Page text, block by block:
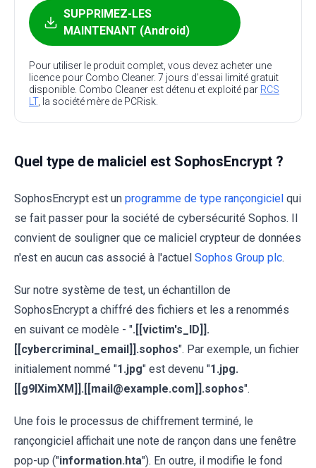
SUPPRIMEZ-LES
MAINTENANT (Android)
Pour utiliser le produit complet, vous devez acheter une
licence pour Combo Cleaner. 7 jours d’essai limité gratuit
disponible. Combo Cleaner est détenu et exploité par RCS
LT, la société mère de PCRisk.
Quel type de maliciel est SophosEncrypt ?
SophosEncrypt est un programme de type rançongiciel qui
se fait passer pour la société de cybersécurité Sophos. Il
convient de souligner que ce maliciel crypteur de données
n'est en aucun cas associé à l'actuel Sophos Group plc.
Sur notre système de test, un échantillon de
SophosEncrypt a chiffré des fichiers et les a renommés
en suivant ce modèle - ".[[victim's_ID]].
[[cybercriminal_email]].sophos". Par exemple, un fichier
initialement nommé "1.jpg" est devenu "1.jpg.
[[g9lXimXM]].[[mail@example.com]].sophos".
Une fois le processus de chiffrement terminé, le
rançongiciel affichait une note de rançon dans une fenêtre
pop-up ("information.hta"). En outre, il modifie le fond